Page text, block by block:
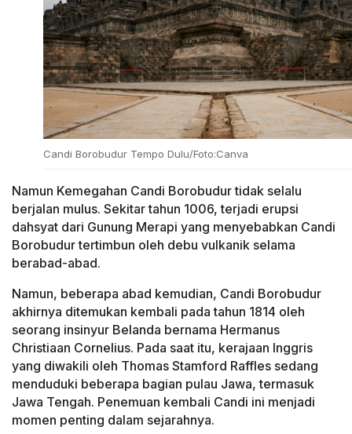
Candi Borobudur Tempo Dulu/Foto:Canva
Namun Kemegahan Candi Borobudur tidak selalu
berjalan mulus. Sekitar tahun 1006, terjadi erupsi
dahsyat dari Gunung Merapi yang menyebabkan Candi
Borobudur tertimbun oleh debu vulkanik selama
berabad-abad.
Namun, beberapa abad kemudian, Candi Borobudur
akhirnya ditemukan kembali pada tahun 1814 oleh
seorang insinyur Belanda bernama Hermanus
Christiaan Cornelius. Pada saat itu, kerajaan Inggris
yang diwakili oleh Thomas Stamford Raffles sedang
menduduki beberapa bagian pulau Jawa, termasuk
Jawa Tengah. Penemuan kembali Candi ini menjadi
momen penting dalam sejarahnya.